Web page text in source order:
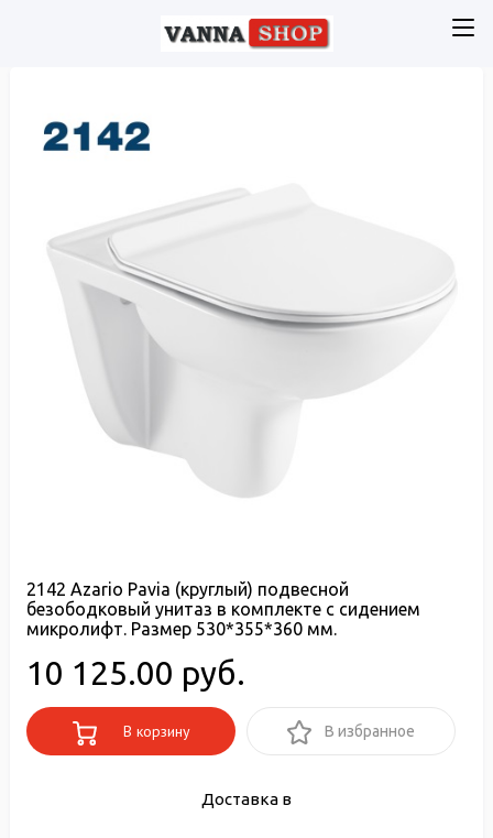
2142 Azario Pavia (круглый) подвесной
безободковый унитаз в комплекте с сидением
микролифт. Размер 530*355*360 мм.
10 125.00 руб.
В корзину В избранное
Доставка в